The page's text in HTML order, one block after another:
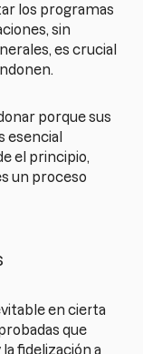
los programas
sin
es crucial
porque sus
esencial
el principio,
un proceso
en cierta
que
fidelización a